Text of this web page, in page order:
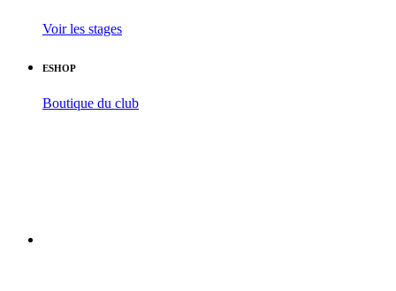
Voir les stages
ESHOP
Boutique du club